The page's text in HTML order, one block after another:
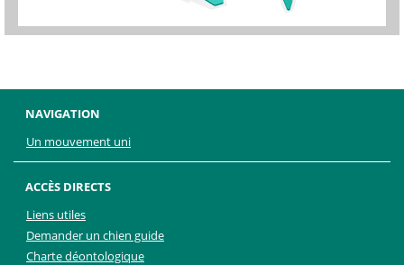
NAVIGATION
Un mouvement uni
ACCÈS DIRECTS
Liens utiles
Demander un chien guide
Charte déontologique